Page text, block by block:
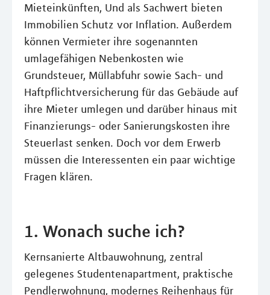
Mieteinkünften, Und als Sachwert bieten
Immobilien Schutz vor Inflation. Außerdem
können Vermieter ihre sogenannten
umlagefähigen Nebenkosten wie
Grundsteuer, Müllabfuhr sowie Sach- und
Haftpflichtversicherung für das Gebäude auf
ihre Mieter umlegen und darüber hinaus mit
Finanzierungs- oder Sanierungskosten ihre
Steuerlast senken. Doch vor dem Erwerb
müssen die Interessenten ein paar wichtige
Fragen klären.
1. Wonach suche ich?
Kernsanierte Altbauwohnung, zentral
gelegenes Studentenapartment, praktische
Pendlerwohnung, modernes Reihenhaus für